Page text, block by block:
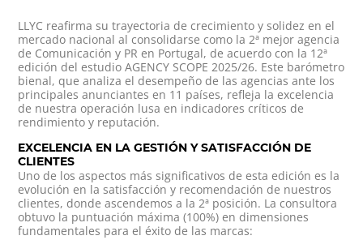
LLYC reafirma su trayectoria de crecimiento y solidez en el
mercado nacional al consolidarse como la 2ª mejor agencia
de Comunicación y PR en Portugal, de acuerdo con la 12ª
edición del estudio AGENCY SCOPE 2025/26. Este barómetro
bienal, que analiza el desempeño de las agencias ante los
principales anunciantes en 11 países, refleja la excelencia
de nuestra operación lusa en indicadores críticos de
rendimiento y reputación.
EXCELENCIA EN LA GESTIÓN Y SATISFACCIÓN DE
CLIENTES
Uno de los aspectos más significativos de esta edición es la
evolución en la satisfacción y recomendación de nuestros
clientes, donde ascendemos a la 2ª posición. La consultora
obtuvo la puntuación máxima (100%) en dimensiones
fundamentales para el éxito de las marcas: